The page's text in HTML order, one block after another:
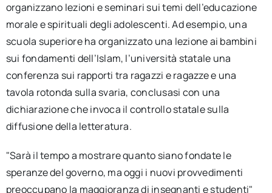
organizzano lezioni e seminari sui temi dell’educazione
morale e spirituali degli adolescenti. Ad esempio, una
scuola superiore ha organizzato una lezione ai bambini
sui fondamenti dell’Islam, l’università statale una
conferenza sui rapporti tra ragazzi e ragazze e una
tavola rotonda sulla svaria, conclusasi con una
dichiarazione che invoca il controllo statale sulla
diffusione della letteratura.
"Sarà il tempo a mostrare quanto siano fondate le
speranze del governo, ma oggi i nuovi provvedimenti
preoccupano la maggioranza di insegnanti e studenti"